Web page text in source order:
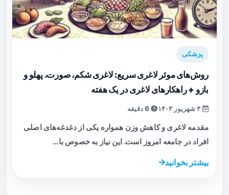
پزشکی
روش‌های موثر لاغری سریع: لاغری شکم، صورت، پهلو و
بازو + راهکارهای لاغری در یک هفته
6 دقیقه
مقدمه لاغری و کاهش وزن همواره یکی از دغدغه‌های اصلی
افراد در جامعه امروز است. این نیاز به خصوص با…
بیشتر بخوانید